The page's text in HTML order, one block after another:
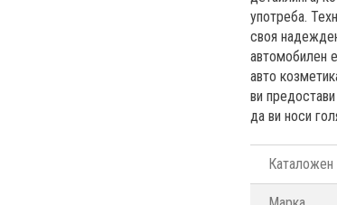
употреба.
своя
автомобилен
авто
ви
да ви носи